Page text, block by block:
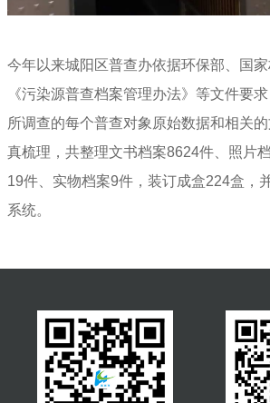
今年以来城阳区普查办依据环保部、国
《污染源普查档案管理办法》等文件要
所调查的每个普查对象原始数据和相关
真梳理，共整理文书档案8624件、照片
19件、实物档案9件，装订成盒224盒，
系统。